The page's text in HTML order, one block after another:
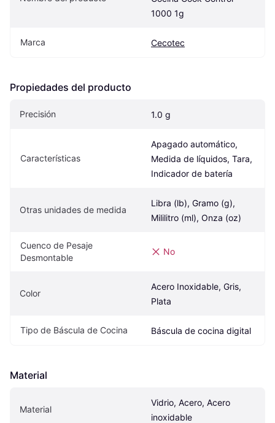
1000 1g
Marca Cecotec
Propiedades del producto
Precisión 1.0 g
Características
Apagado automático,
Medida de líquidos, Tara,
Indicador de batería
Otras unidades de medida
Libra (lb), Gramo (g),
Mililitro (ml), Onza (oz)
Cuenco de Pesaje
Desmontable
No
Color
Acero Inoxidable, Gris,
Plata
Tipo de Báscula de Cocina Báscula de cocina digital
Material
Material
Vidrio, Acero, Acero
inoxidable